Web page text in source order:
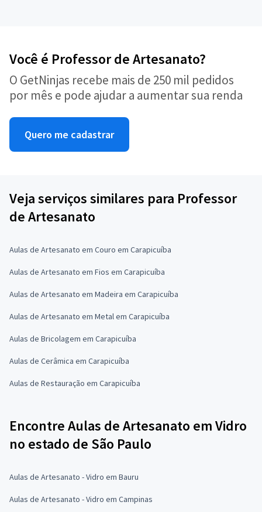
Você é Professor de Artesanato?
O GetNinjas recebe mais de 250 mil pedidos
por mês e pode ajudar a aumentar sua renda
Quero me cadastrar
Veja serviços similares para Professor
de Artesanato
Aulas de Artesanato em Couro em Carapicuíba
Aulas de Artesanato em Fios em Carapicuíba
Aulas de Artesanato em Madeira em Carapicuíba
Aulas de Artesanato em Metal em Carapicuíba
Aulas de Bricolagem em Carapicuíba
Aulas de Cerâmica em Carapicuíba
Aulas de Restauração em Carapicuíba
Encontre Aulas de Artesanato em Vidro
no estado de São Paulo
Aulas de Artesanato - Vidro em Bauru
Aulas de Artesanato - Vidro em Campinas